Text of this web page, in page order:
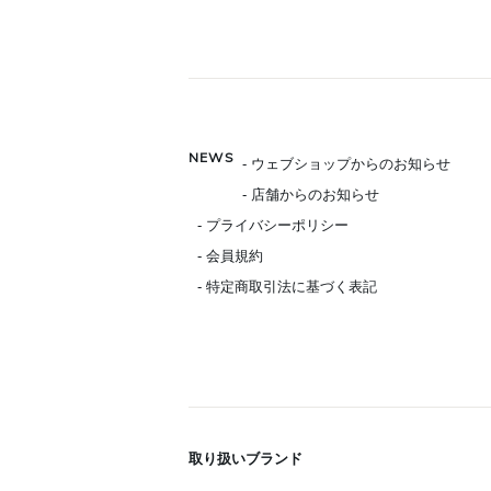
NEWS - ウェブショップからのお知らせ
- 店舗からのお知らせ
- プライバシーポリシー
- 会員規約
- 特定商取引法に基づく表記
取り扱いブランド